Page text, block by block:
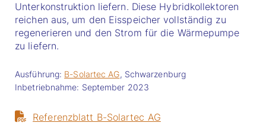
Unterkonstruktion liefern. Diese Hybridkollektoren
reichen aus, um den Eisspeicher vollständig zu
regenerieren und den Strom für die Wärmepumpe
zu liefern.
Ausführung: B-Solartec AG, Schwarzenburg
Inbetriebnahme: September 2023
Referenzblatt B-Solartec AG